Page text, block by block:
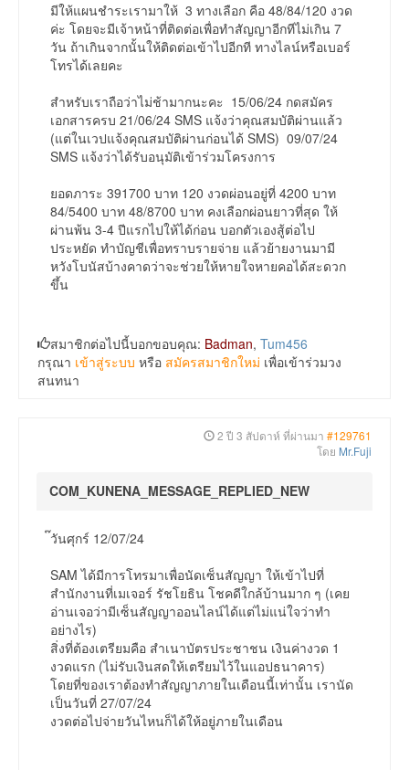
มีให้แผนชำระเรามาให้ 3 ทางเลือก คือ 48/84/120 งวด
ค่ะ โดยจะมีเจ้าหน้าที่ติดต่อเพื่อทำสัญญาอีกทีไม่เกิน 7
วัน ถ้าเกินจากนั้นให้ติดต่อเข้าไปอีกที ทางไลน์หรือเบอร์
โทรได้เลยคะ
สำหรับเราถือว่าไม่ช้ามากนะคะ 15/06/24 กดสมัคร
เอกสารครบ 21/06/24 SMS แจ้งว่าคุณสมบัติผ่านแล้ว
(แต่ในเวปแจ้งคุณสมบัติผ่านก่อนได้ SMS) 09/07/24
SMS แจ้งว่าได้รับอนุมัติเข้าร่วมโครงการ
ยอดภาระ 391700 บาท 120 งวดผ่อนอยู่ที่ 4200 บาท
84/5400 บาท 48/8700 บาท คงเลือกผ่อนยาวที่สุด ให้
ผ่านพ้น 3-4 ปีแรกไปให้ได้ก่อน บอกตัวเองสู้ต่อไป
ประหยัด ทำบัญชีเพื่อทราบรายจ่าย แล้วย้ายงานมามี
หวังโบนัสบ้างคาดว่าจะช่วยให้หายใจหายคอได้สะดวก
ขึ้น
สมาชิกต่อไปนี้บอกขอบคุณ: Badman, Tum456
กรุณา เข้าสู่ระบบ หรือ สมัครสมาชิกใหม่ เพื่อเข้าร่วมวง
สนทนา
2 ปี 3 สัปดาห์ ที่ผ่านมา #129761
โดย Mr.Fuji
COM_KUNENA_MESSAGE_REPLIED_NEW
๊วันศุกร์ 12/07/24
SAM ได้มีการโทรมาเพื่อนัดเซ็นสัญญา ให้เข้าไปที่
สำนักงานที่เมเจอร์ รัชโยธิน โชคดีใกล้บ้านมาก ๆ (เคย
อ่านเจอว่ามีเซ็นสัญญาออนไลน์ได้แต่ไม่แน่ใจว่าทำ
อย่างไร)
สิ่งที่ต้องเตรียมคือ สำเนาบัตรประชาชน เงินค่างวด 1
งวดแรก (ไม่รับเงินสดให้เตรียมไว้ในแอปธนาคาร)
โดยที่ของเราต้องทำสัญญาภายในเดือนนี้เท่านั้น เรานัด
เป็นวันที่ 27/07/24
งวดต่อไปจ่ายวันไหนก็ได้ให้อยู่ภายในเดือน